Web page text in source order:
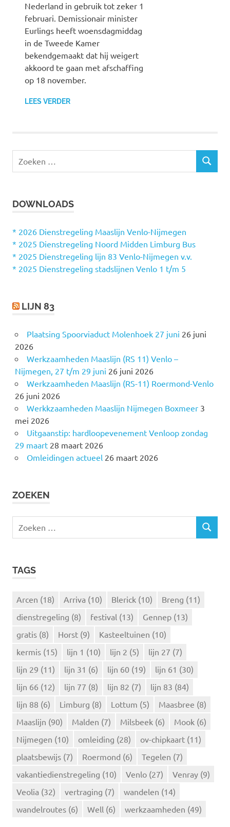
Nederland in gebruik tot zeker 1
februari. Demissionair minister
Eurlings heeft woensdagmiddag
in de Tweede Kamer
bekendgemaakt dat hij weigert
akkoord te gaan met afschaffing
op 18 november.
LEES VERDER
e
n
a
a
r
Z
DOWNLOADS
* 2026 Dienstregeling Maaslijn Venlo-Nijmegen
* 2025 Dienstregeling Noord Midden Limburg Bus
* 2025 Dienstregeling lijn 83 Venlo-Nijmegen v.v.
* 2025 Dienstregeling stadslijnen Venlo 1 t/m 5
LIJN 83
Plaatsing Spoorviaduct Molenhoek 27 juni 26 juni
2026
Werkzaamheden Maaslijn (RS 11) Venlo –
Nijmegen, 27 t/m 29 juni 26 juni 2026
Werkzaamheden Maaslijn (RS-11) Roermond-Venlo
26 juni 2026
Werkkzaamheden Maaslijn Nijmegen Boxmeer 3
mei 2026
Uitgaanstip: hardloopevenement Venloop zondag
29 maart 28 maart 2026
Omleidingen actueel 26 maart 2026
ZOEKEN
e
Z
TAGS
Arcen (18) Arriva (10) Blerick (10) Breng (11)
dienstregeling (8) festival (13) Gennep (13)
gratis (8) Horst (9) Kasteeltuinen (10)
kermis (15) lijn 1 (10) lijn 2 (5) lijn 27 (7)
lijn 29 (11) lijn 31 (6) lijn 60 (19) lijn 61 (30)
lijn 66 (12) lijn 77 (8) lijn 82 (7) lijn 83 (84)
lijn 88 (6) Limburg (8) Lottum (5) Maasbree (8)
Maaslijn (90) Malden (7) Milsbeek (6) Mook (6)
Nijmegen (10) omleiding (28) ov-chipkaart (11)
plaatsbewijs (7) Roermond (6) Tegelen (7)
vakantiedienstregeling (10) Venlo (27) Venray (9)
Veolia (32) vertraging (7) wandelen (14)
wandelroutes (6) Well (6) werkzaamheden (49)